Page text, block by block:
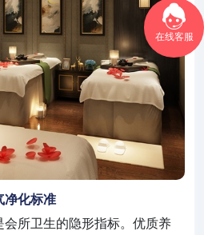
在线客服
净化标准
会所卫生的隐形指标。优质养